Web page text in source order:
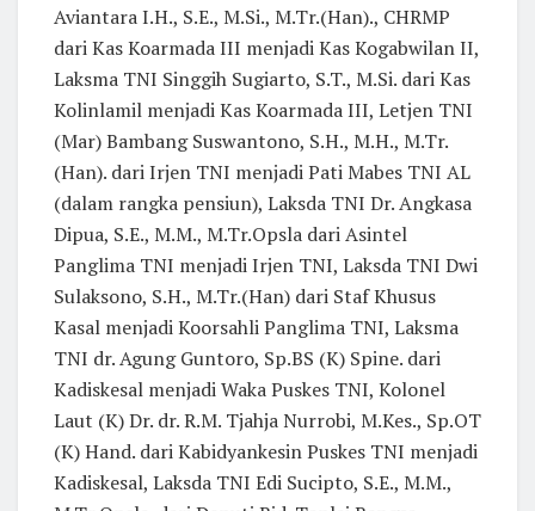
Aviantara I.H., S.E., M.Si., M.Tr.(Han)., CHRMP
dari Kas Koarmada III menjadi Kas Kogabwilan II,
Laksma TNI Singgih Sugiarto, S.T., M.Si. dari Kas
Kolinlamil menjadi Kas Koarmada III, Letjen TNI
(Mar) Bambang Suswantono, S.H., M.H., M.Tr.
(Han). dari Irjen TNI menjadi Pati Mabes TNI AL
(dalam rangka pensiun), Laksda TNI Dr. Angkasa
Dipua, S.E., M.M., M.Tr.Opsla dari Asintel
Panglima TNI menjadi Irjen TNI, Laksda TNI Dwi
Sulaksono, S.H., M.Tr.(Han) dari Staf Khusus
Kasal menjadi Koorsahli Panglima TNI, Laksma
TNI dr. Agung Guntoro, Sp.BS (K) Spine. dari
Kadiskesal menjadi Waka Puskes TNI, Kolonel
Laut (K) Dr. dr. R.M. Tjahja Nurrobi, M.Kes., Sp.OT
(K) Hand. dari Kabidyankesin Puskes TNI menjadi
Kadiskesal, Laksda TNI Edi Sucipto, S.E., M.M.,